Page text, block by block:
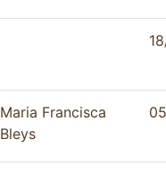
Maria Francisca
Bleys